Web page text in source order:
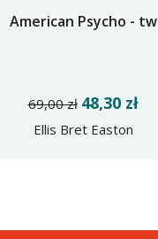
American Psycho - tw
69,00 zł 48,30 zł
Ellis Bret Easton